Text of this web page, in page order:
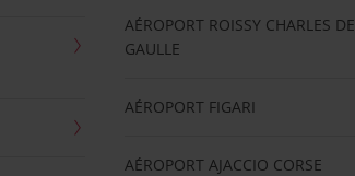
AÉROPORT ROISSY CHARLES DE
GAULLE
AÉROPORT FIGARI
AÉROPORT AJACCIO CORSE